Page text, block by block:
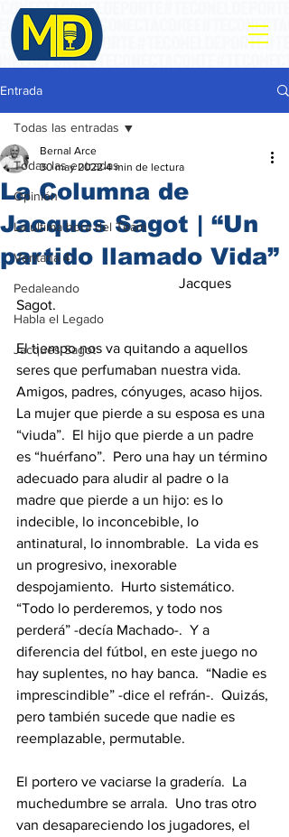
Entrada
Todas las entradas
Opinión
La ultima hora del Team
Ventana 4
Pedaleando
Habla el Legado
Jacques Sagot
Todas las entradas
La Columna de
Jacques Sagot | “Un
partido llamado Vida”
Bernal Arce
30 may 2022 4 min de lectura
                                             Jacques
Sagot.
El tiempo nos va quitando a aquellos
seres que perfumaban nuestra vida.
Amigos, padres, cónyuges, acaso hijos.
La mujer que pierde a su esposa es una
“viuda”.  El hijo que pierde a un padre
es “huérfano”.  Pero una hay un término
adecuado para aludir al padre o la
madre que pierde a un hijo: es lo
indecible, lo inconcebible, lo
antinatural, lo innombrable.  La vida es
un progresivo, inexorable
despojamiento.  Hurto sistemático.
“Todo lo perderemos, y todo nos
perderá” -decía Machado-.  Y a
diferencia del fútbol, en este juego no
hay suplentes, no hay banca.  “Nadie es
imprescindible” -dice el refrán-.  Quizás,
pero también sucede que nadie es
reemplazable, permutable.
El portero ve vaciarse la gradería.  La
muchedumbre se arrala.  Uno tras otro
van desapareciendo los jugadores, el